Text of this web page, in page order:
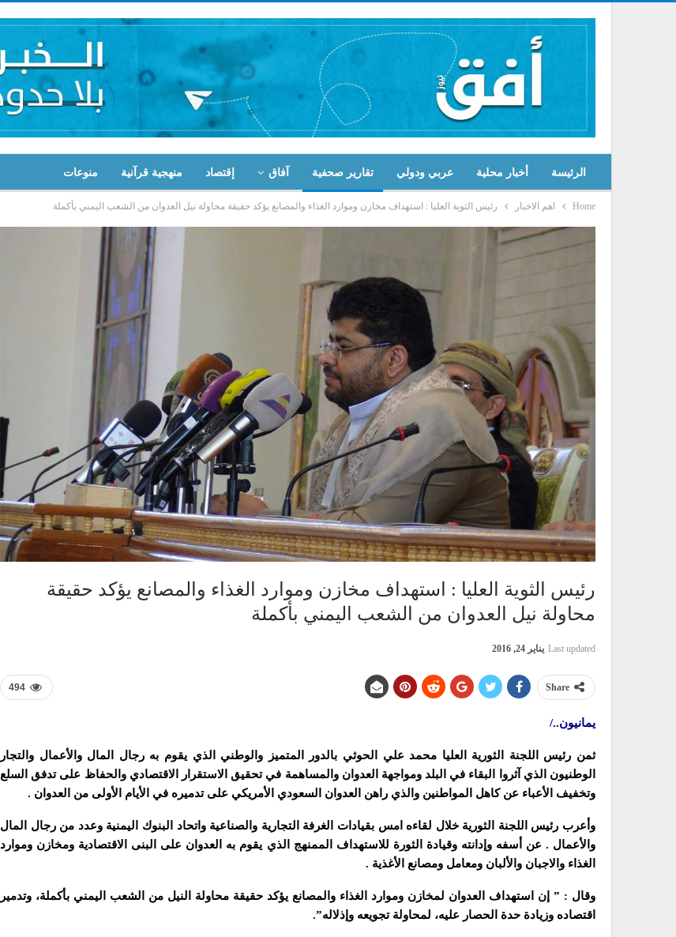
الرئيسة أخبار محلية عربي ودولي تقارير صحفية آفاق إقتصاد منهجية قرآنية منوعات
Home اهم الاخبار رئيس الثوية العليا : استهداف مخازن وموارد الغذاء والمصانع يؤكد حقيقة محاولة نيل العدوان من الشعب اليمني بأكملة
رئيس الثوية العليا : استهداف مخازن وموارد الغذاء والمصانع يؤكد حقيقة
محاولة نيل العدوان من الشعب اليمني بأكملة
Last updated يناير 24, 2016
494 Share
يمانيون../
ثمن رئيس اللجنة الثورية العليا محمد علي الحوثي بالدور المتميز والوطني الذي يقوم به رجال المال والأعمال والتجار
الوطنيون الذي آثروا البقاء في البلد ومواجهة العدوان والمساهمة في تحقيق الاستقرار الاقتصادي والحفاظ على تدفق السلع
وتخفيف الأعباء عن كاهل المواطنين والذي راهن العدوان السعودي الأمريكي على تدميره في الأيام الأولى من العدوان .
وأعرب رئيس اللجنة الثورية خلال لقاءه امس بقيادات الغرفة التجارية والصناعية واتحاد البنوك اليمنية وعدد من رجال المال
والأعمال . عن أسفه وإدانته وقيادة الثورة للاستهداف الممنهج الذي يقوم به العدوان على البنى الاقتصادية ومخازن وموارد
الغذاء والاجبان والألبان ومعامل ومصانع الأغذية .
وقال : ” إن استهداف العدوان لمخازن وموارد الغذاء والمصانع يؤكد حقيقة محاولة النيل من الشعب اليمني بأكملة، وتدمير
اقتصاده وزيادة حدة الحصار عليه، لمحاولة تجويعه وإذلاله”.